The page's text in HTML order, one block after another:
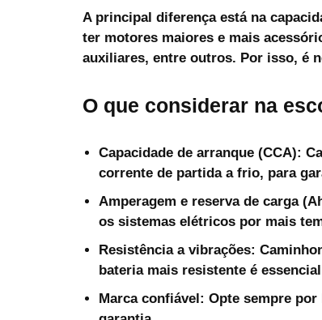
A principal diferença está na
ter motores maiores e mais
auxiliares, entre outros. Por isso, é
O que considerar na
Capacidade de arranque (CCA):
corrente de partida a frio, para
Amperagem e reserva de carga
os sistemas elétricos por mais
Resistência a vibrações:
bateria mais resistente é
Marca confiável: Opte sempre